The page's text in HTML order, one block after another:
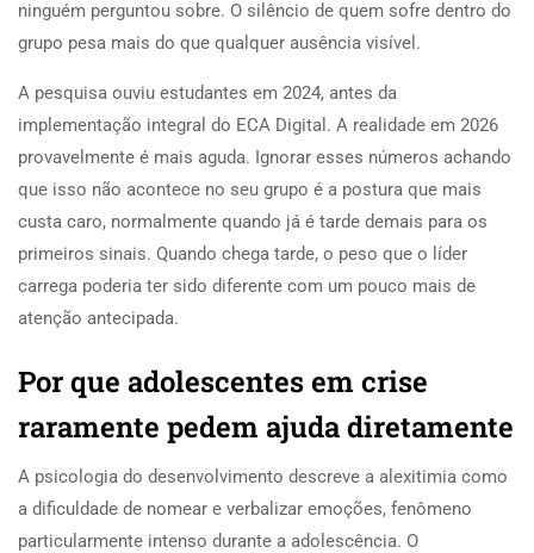
ninguém perguntou sobre. O silêncio de quem sofre dentro do
grupo pesa mais do que qualquer ausência visível.
A pesquisa ouviu estudantes em 2024, antes da
implementação integral do ECA Digital. A realidade em 2026
provavelmente é mais aguda. Ignorar esses números achando
que isso não acontece no seu grupo é a postura que mais
custa caro, normalmente quando já é tarde demais para os
primeiros sinais. Quando chega tarde, o peso que o líder
carrega poderia ter sido diferente com um pouco mais de
atenção antecipada.
Por que adolescentes em crise
raramente pedem ajuda diretamente
A psicologia do desenvolvimento descreve a alexitimia como
a dificuldade de nomear e verbalizar emoções, fenômeno
particularmente intenso durante a adolescência. O